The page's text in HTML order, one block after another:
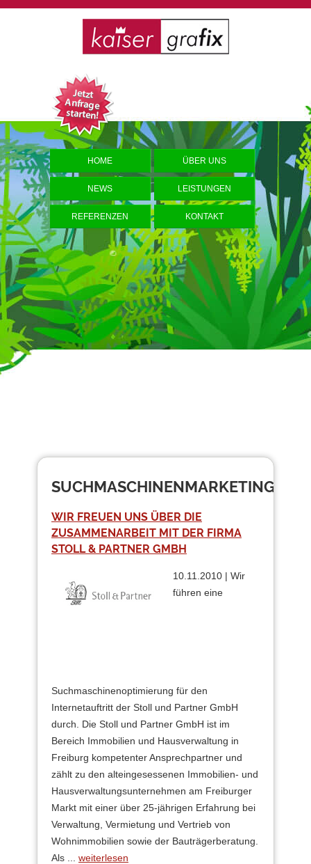
HOME ÜBER UNS
NEWS LEISTUNGEN
REFERENZEN KONTAKT
SUCHMASCHINENMARKETING
WIR FREUEN UNS ÜBER DIE
ZUSAMMENARBEIT MIT DER FIRMA
STOLL & PARTNER GMBH
10.11.2010 | Wir
führen eine
Suchmaschinenoptimierung für den
Internetauftritt der Stoll und Partner GmbH
durch. Die Stoll und Partner GmbH ist im
Bereich Immobilien und Hausverwaltung in
Freiburg kompetenter Ansprechpartner und
zählt zu den alteingesessenen Immobilien- und
Hausverwaltungsunternehmen am Freiburger
Markt mit einer über 25-jährigen Erfahrung bei
Verwaltung, Vermietung und Vertrieb von
Wohnimmobilien sowie der Bauträgerberatung.
Als ... weiterlesen